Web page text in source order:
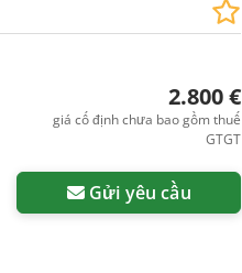
2.800 €
giá cố định chưa bao gồm thuế
GTGT
Gửi yêu cầu